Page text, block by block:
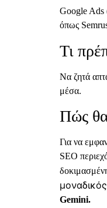
Google Ads
όπως
Τι
Να ζητά
μέσα.
Πώς θα
Για να
SEO
Gemini.